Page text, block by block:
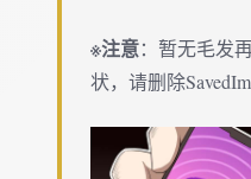
※注意：暂无毛发
状，请删除